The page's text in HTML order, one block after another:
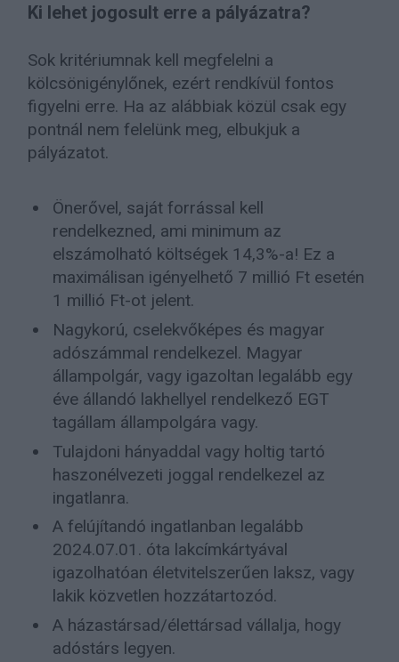
Ki lehet jogosult erre a pályázatra?
Sok kritériumnak kell megfelelni a
kölcsönigénylőnek, ezért rendkívül fontos
figyelni erre. Ha az alábbiak közül csak egy
pontnál nem felelünk meg, elbukjuk a
pályázatot.
Önerővel, saját forrással kell
rendelkezned, ami minimum az
elszámolható költségek 14,3%-a! Ez a
maximálisan igényelhető 7 millió Ft esetén
1 millió Ft-ot jelent.
Nagykorú, cselekvőképes és magyar
adószámmal rendelkezel. Magyar
állampolgár, vagy igazoltan legalább egy
éve állandó lakhellyel rendelkező EGT
tagállam állampolgára vagy.
Tulajdoni hányaddal vagy holtig tartó
haszonélvezeti joggal rendelkezel az
ingatlanra.
A felújítandó ingatlanban legalább
2024.07.01. óta lakcímkártyával
igazolhatóan életvitelszerűen laksz, vagy
lakik közvetlen hozzátartozód.
A házastársad/élettársad vállalja, hogy
adóstárs legyen.